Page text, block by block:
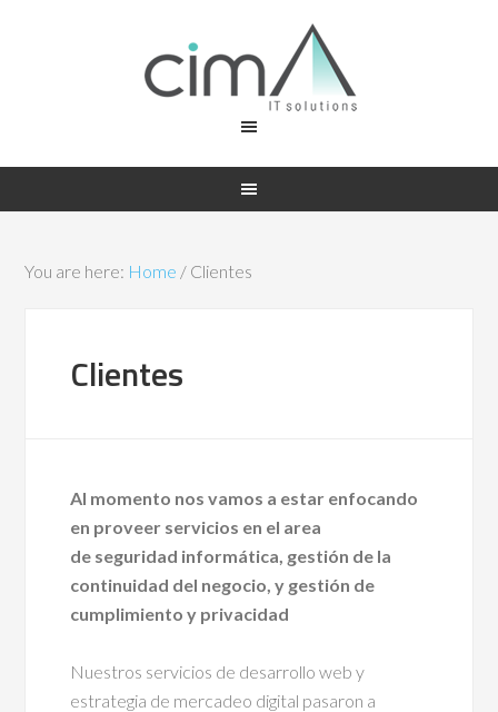
You are here: Home / Clientes
Clientes
Al momento nos vamos a estar enfocando
en proveer servicios en el area
de seguridad informática, gestión de la
continuidad del negocio, y gestión de
cumplimiento y privacidad
Nuestros servicios de desarrollo web y
estrategia de mercadeo digital pasaron a